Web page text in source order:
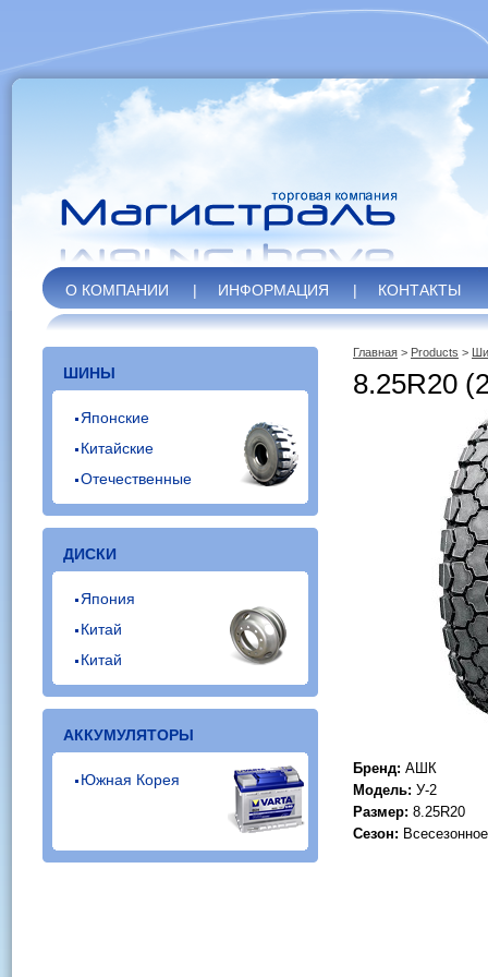
О КОМПАНИИ | ИНФОРМАЦИЯ | КОНТАКТЫ
ШИНЫ
Японские
Китайские
Отечественные
ДИСКИ
Япония
Китай
Китай
АККУМУЛЯТОРЫ
Южная Корея
Главная > Products >
8.25R20
Бренд: АШК
Модель: У-2
Размер: 8.25R20
Сезон: